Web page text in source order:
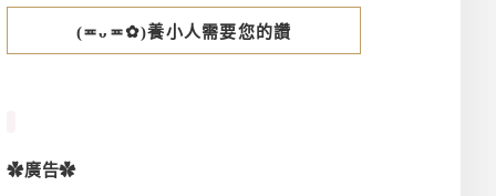
(≖ᴗ≖✿)養小人需要您的讚
✿廣告✿